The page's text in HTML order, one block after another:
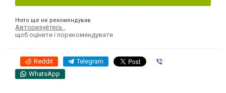
Ніхто ще не рекомендував
Авторизуйтесь
щоб оцінити і порекомендувати
Reddit Telegram
WhatsApp